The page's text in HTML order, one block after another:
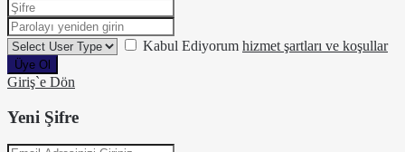
Kabul Ediyorum hizmet şartları ve koşullar
Üye Ol
Giriş`e Dön
Yeni Şifre